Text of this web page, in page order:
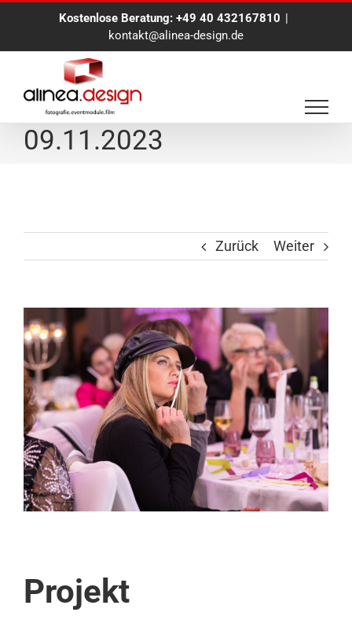
Kostenlose Beratung: +49 40 432167810 |
kontakt@alinea-design.de
Eventfotograf
09.11.2023
Zurück Weiter
View
Larger
Image
Projekt